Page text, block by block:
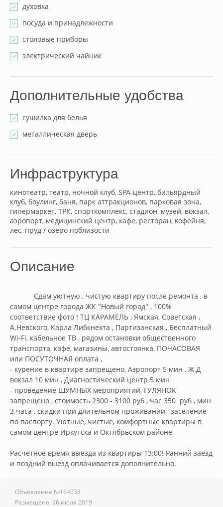
духовка
посуда и принадлежности
столовые приборы
электрический чайник
Дополнительные удобства
сушилка для белья
металлическая дверь
Инфраструктура
кинотеатр, театр, ночной клуб, SPA-центр, бильярдный
клуб, боулинг, баня, парк аттракционов, парковая зона,
гипермаркет, ТРК, спорткомплекс, стадион, музей, вокзал,
аэропорт, медицинский центр, кафе, ресторан, кофейня,
лес, пруд / озеро поблизости
Описание
самом центре города ЖК "Новый город" , 100%
соответствие фото ! ТЦ КАРАМЕЛЬ , Ямская, Советская ,
А.Невского, Карла Либкнехта , Партизанская , Бесплатный
Wi-Fi, кабельное ТВ , рядом остановки общественного
транспорта, кафе, магазины, автостоянка, ПОЧАСОВАЯ
или ПОСУТОЧНАЯ оплатa ,
- курение в квартире запрещено, Аэропорт 5 мин , Ж.Д
вокзал 10 мин , Диагностический центр 5 мин
- проведение ШУМНЫХ мероприятий, ГУЛЯНОК
запрещено , стоимость 2300 - 3100 руб , час 350  руб , мин
3 часа , скидки при длительном проживании , заселение
по паспорту. Уютные, чистые, комфортные квартиры в
самом центре Иркутска и Октябрьском районе.
Расчетное время выезда из квартиры 13:00! Ранний заезд
и поздний выезд оплачивается дополнительно.
Объявление №164033
Размещено: 26 июля 2019